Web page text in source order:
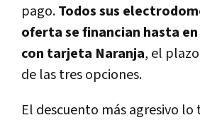
pago.Todos sus
oferta se financian hasta
con tarjeta Naranja, el
de las tres opciones.
El descuento más agresivo lo